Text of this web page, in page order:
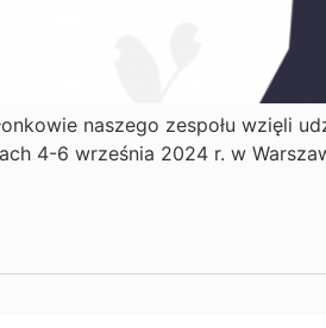
naszego zespołu wzięli
4-6 września 2024 r. w